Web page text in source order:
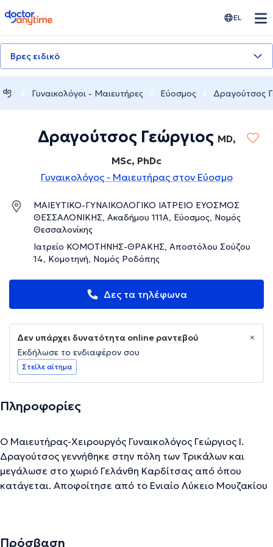
doctoranytime EL
Βρες ειδικό
Γυναικολόγοι - Μαιευτήρες Εύοσμος Δραγούτσος
Δραγούτσος Γεώργιος MD,
MSc, PhDc
Γυναικολόγος - Μαιευτήρας στον Εύοσμο
ΜΑΙΕΥΤΙΚΟ-ΓΥΝΑΙΚΟΛΟΓΙΚΟ ΙΑΤΡΕΙΟ ΕΥΟΣΜΟΣ
ΘΕΣΣΑΛΟΝΙΚΗΣ, Ακαδήμου 111Α, Εύοσμος, Νομός
Θεσσαλονίκης
Ιατρείο ΚΟΜΟΤΗΝΗΣ-ΘΡΑΚΗΣ, Αποστόλου Σούζου
14, Κομοτηνή, Νομός Ροδόπης
Δες τα τηλέφωνα
Δεν υπάρχει δυνατότητα online ραντεβού
Εκδήλωσε το ενδιαφέρον σου
Στείλε αίτημα
Πληροφορίες
Ο Μαιευτήρας-Χειρουργός Γυναικολόγος Γεώργιος Ι.
Δραγούτσος γεννήθηκε στην πόλη των Τρικάλων και
μεγάλωσε στο χωριό Γελάνθη Καρδίτσας από όπου
κατάγεται. Αποφοίτησε από το Ενιαίο Λύκειο Μουζακίου
άριστων επιδόσεων έλαβε μετεγγραφή στην Ιατρική
Πρόσβαση